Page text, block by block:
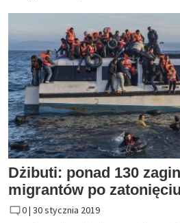
Dżibuti: ponad 130
migrantów po
0 | 30 stycznia 2019